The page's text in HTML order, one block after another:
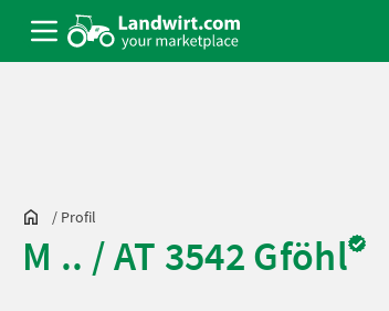
/ Profil
M .. / AT 3542 Gföhl